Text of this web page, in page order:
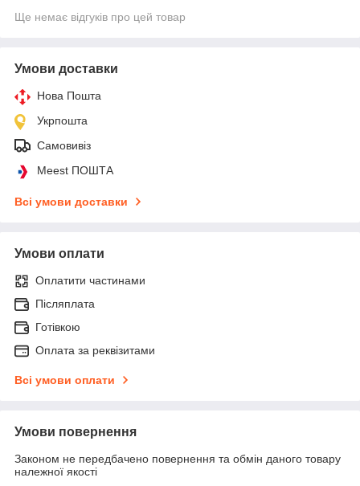
Ще немає відгуків про цей товар
Умови доставки
Нова Пошта
Укрпошта
Самовивіз
Meest ПОШТА
Всі умови доставки
Умови оплати
Оплатити частинами
Післяплата
Готівкою
Оплата за реквізитами
Всі умови оплати
Умови повернення
Законом не передбачено повернення та обмін даного товару
належної якості